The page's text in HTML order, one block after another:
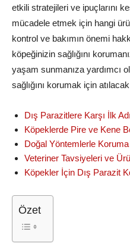
etkili stratejileri ve ipuçlarını
mücadele etmek için hangi
kontrol ve bakımın önemi
köpeğinizin sağlığını
yaşam sunmanıza yardımcı
sağlığını korumak için
Dış Parazitlere Karşı İlk
Köpeklerde Pire ve Kene
Doğal Yöntemlerle
Veteriner Tavsiyeleri ve
Köpekler İçin Dış Parazit
Özet